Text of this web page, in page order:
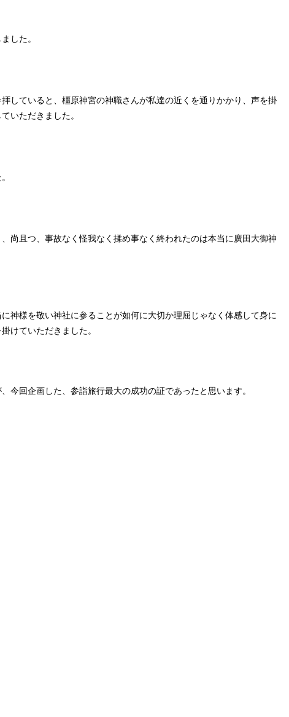
した。
していると、橿原神宮の神職さんが私達の近くを通りかかり、声を掛
いただきました。
尚且つ、事故なく怪我なく揉め事なく終われたのは本当に廣田大御神
神様を敬い神社に参ることが如何に大切か理屈じゃなく体感して身に
けていただきました。
今回企画した、参詣旅行最大の成功の証であったと思います。